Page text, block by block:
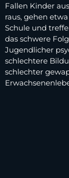
Fallen Kinder
raus, gehen
Schule und
das schwere
Jugendlicher
schlechtere
schlechter